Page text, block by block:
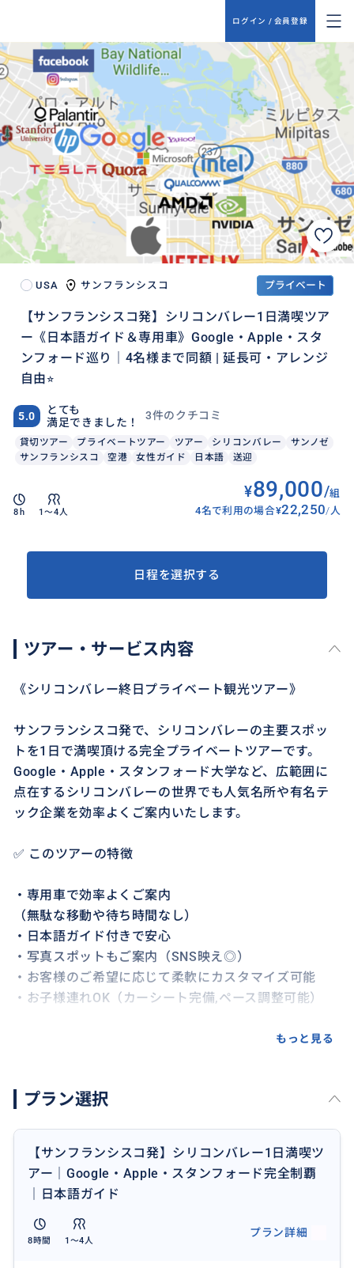
ログイン / 会員登録
USA サンフランシスコ プライベート
【サンフランシスコ発】シリコンバレー1日満喫ツア
ー《日本語ガイド＆専用車》Google・Apple・スタ
ンフォード巡り｜4名様まで同額 | 延長可・アレンジ
自由⭐︎
5.0
とても
満足できました！
3件のクチコミ
貸切ツアー プライベートツアー ツアー シリコンバレー
サンノゼ
サンフランシスコ
空港 女性ガイド 日本語 送迎
8h 1〜4人
¥89,000/組
4名で利用の場合¥22,250/人
日程を選択する
ツアー・サービス内容
《シリコンバレー終日プライベート観光ツアー》
サンフランシスコ発で、シリコンバレーの主要スポッ
トを1日で満喫頂ける完全プライベートツアーです。
Google・Apple・スタンフォード大学など、広範囲に
点在するシリコンバレーの世界でも人気名所や有名テ
ック企業を効率よくご案内いたします。
✅ このツアーの特徴
・専用車で効率よくご案内
（無駄な移動や待ち時間なし）
・日本語ガイド付きで安心
・写真スポットもご案内（SNS映え◎）
・お客様のご希望に応じて柔軟にカスタマイズ可能
・お子様連れOK（カーシート完備,ペース調整可能）
※車で約1時間の移動距離になります。
世界トップクラスの美しいキャンパスを散策
・メインクアッド
・メモリアルチャーチ
・ブックストア
→ フォトスポット多数
もっと見る
プラン選択
【サンフランシスコ発】シリコンバレー1日満喫ツ
アー｜Google・Apple・スタンフォード完全制覇
｜日本語ガイド
8時間 1〜4人
プラン詳細